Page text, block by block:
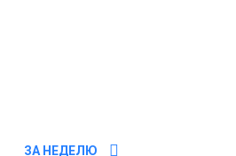
ЗА НЕДЕЛЮ